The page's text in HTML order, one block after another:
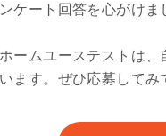
ンケート回答を心がけ
ホームユーステストは
います。ぜひ応募してみ